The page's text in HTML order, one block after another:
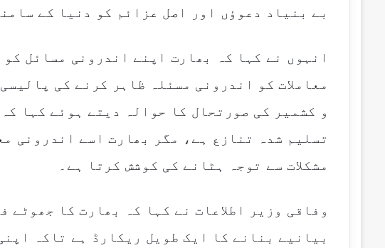
بے بنیاد دعوؤں اور اصل عزائم کو دنیا کے
انہوں نے کہا کہ بھارت اپنے اندرونی مسائل
معاملات کو اندرونی مسئلہ ظاہر کرنے کی
و کشمیر کی صورتحال کا حوالہ دیتے ہوئے کہا
تسلیم شدہ تنازع ہے، مگر بھارت اسے اندرونی
مشکلات سے توجہ ہٹانے کی کوشش کرتا ہے۔
وفاقی وزیر اطلاعات نے کہا کہ بھارت کا جھوٹے
بیانیے بنانے کا ایک طویل ریکارڈ ہے تاکہ